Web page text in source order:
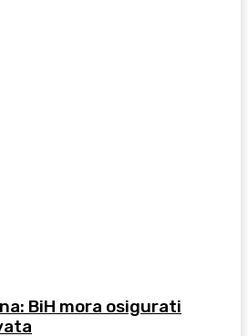
BiH mora osigurati